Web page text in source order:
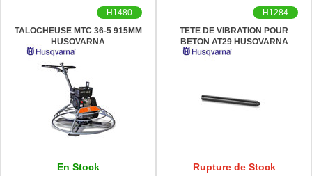
TALOCHEUSE MTC 36-5 915MM
HUSQVARNA
H1480
En Stock
TETE DE VIBRATION POUR
BETON AT29 HUSQVARNA
H1284
Rupture de Stock